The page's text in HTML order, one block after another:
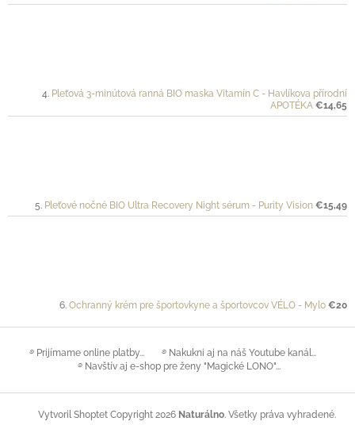
Pleťová 3-minútová ranná BIO maska Vitamín C - Havlíkova přírodní
APOTÉKA €14,65
Pleťové nočné BIO Ultra Recovery Night sérum - Purity Vision €15,49
Ochranný krém pre športovkyne a športovcov VÉLO - Mylo €20
࿔ Prijímame online platby...
࿔ Nakukni aj na náš Youtube kanál...
࿔ Navštív aj e-shop pre ženy "Magické LONO"...
Vytvoril Shoptet Copyright 2026 Naturálno. Všetky práva vyhradené.